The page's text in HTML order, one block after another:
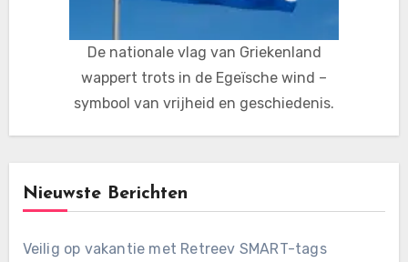
De nationale vlag van Griekenland
wappert trots in de Egeïsche wind –
symbool van vrijheid en geschiedenis.
Nieuwste Berichten
Veilig op vakantie met Retreev SMART-tags